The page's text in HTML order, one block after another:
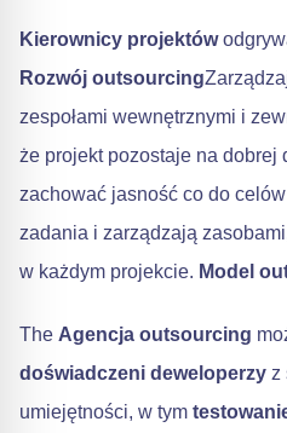
Kierownicy projektów
Rozwój outsourcing
zespołami wewnętrznymi i
że projekt pozostaje na dobrej
zachować jasność co do
zadania i zarządzają
w każdym projekcie. Model
The Agencja outsourcing
doświadczeni deweloperzy z
umiejętności, w tym